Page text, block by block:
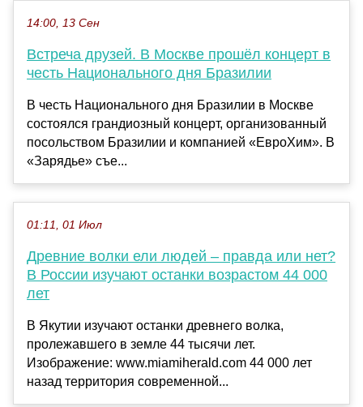
14:00, 13 Сен
Встреча друзей. В Москве прошёл концерт в
честь Национального дня Бразилии
В честь Национального дня Бразилии в Москве
состоялся грандиозный концерт, организованный
посольством Бразилии и компанией «ЕвроХим». В
«Зарядье» съе...
01:11, 01 Июл
Древние волки ели людей – правда или нет?
В России изучают останки возрастом 44 000
лет
В Якутии изучают останки древнего волка,
пролежавшего в земле 44 тысячи лет.
Изображение: www.miamiherald.com 44 000 лет
назад территория современной...